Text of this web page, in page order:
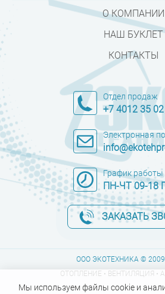
О КОМПАНИИ
НАШ БУКЛЕТ
КОНТАКТЫ
Отдел продаж
+7 4012 35
Электронная
График работы
ПН-ЧТ 09-18
ЗАКАЗАТЬ
ООО ЭКОТЕХНИКА © 2009
ОТОПЛЕНИЕ • ВЕНТИЛЯЦИЯ •
Мы используем файлы cookie и